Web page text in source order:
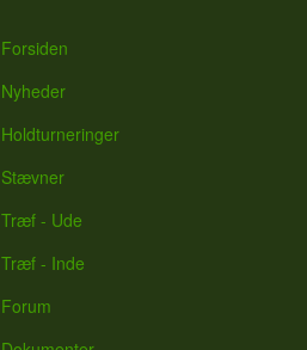
Forsiden
Nyheder
Holdturneringer
Stævner
Træf - Ude
Træf - Inde
Forum